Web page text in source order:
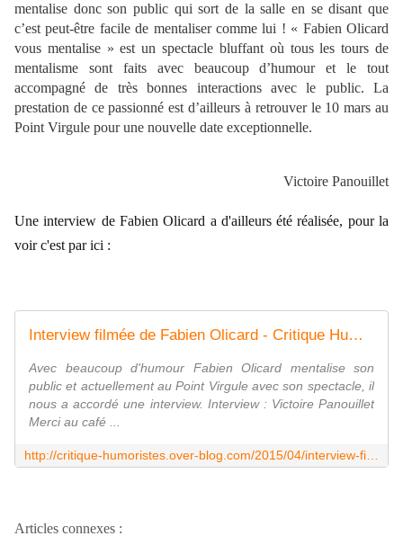
mentalise donc son public qui sort de la salle en se disant que
c’est peut-être facile de mentaliser comme lui ! « Fabien Olicard
vous mentalise » est un spectacle bluffant où tous les tours de
mentalisme sont faits avec beaucoup d’humour et le tout
accompagné de très bonnes interactions avec le public. La
prestation de ce passionné est d’ailleurs à retrouver le 10 mars au
Point Virgule pour une nouvelle date exceptionnelle.
Victoire Panouillet
Une interview de Fabien Olicard a d'ailleurs été réalisée, pour la
voir c'est par ici :
Interview filmée de Fabien Olicard - Critique Humoristes
Avec beaucoup d'humour Fabien Olicard mentalise son
public et actuellement au Point Virgule avec son spectacle, il
nous a accordé une interview. Interview : Victoire Panouillet
Merci au café ...
Articles connexes :